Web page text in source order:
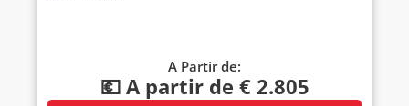
A Partir de:
💶 A partir de € 2.805